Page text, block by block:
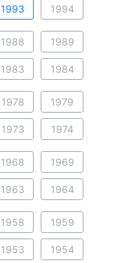
1993 1994
1988 1989
1983 1984
1978 1979
1973 1974
1968 1969
1963 1964
1958 1959
1953 1954